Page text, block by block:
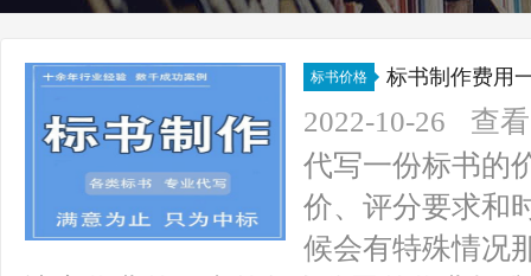
标书价格 标书制作费用
2022-10-26
查
代写一份标书的
价、评分要求和
候会有特殊情况